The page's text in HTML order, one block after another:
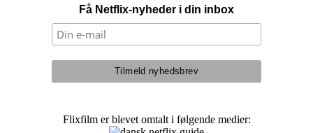
Få Netflix-nyheder i din inbox
Flixfilm er blevet omtalt i følgende medier: